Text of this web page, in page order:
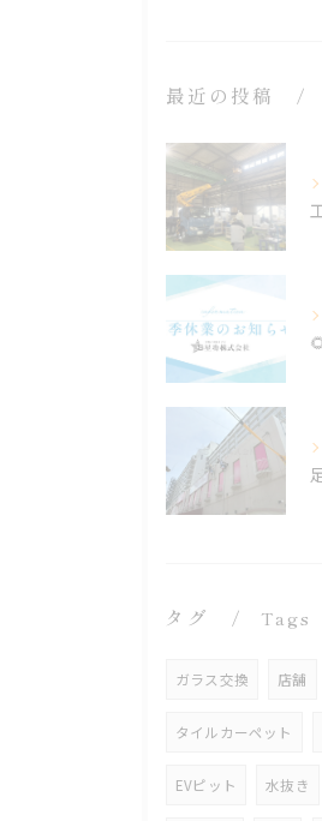
最近の投稿
タグ Tags
ガラス交換 店舗
タイルカーペット
EVピット 水抜き